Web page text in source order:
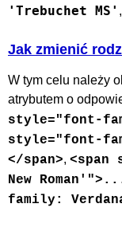
'Trebuchet MS' ,
Jak zmienić
W tym celu należy
atrybutem o
style="font-
style="font-
</span>,
New
family: